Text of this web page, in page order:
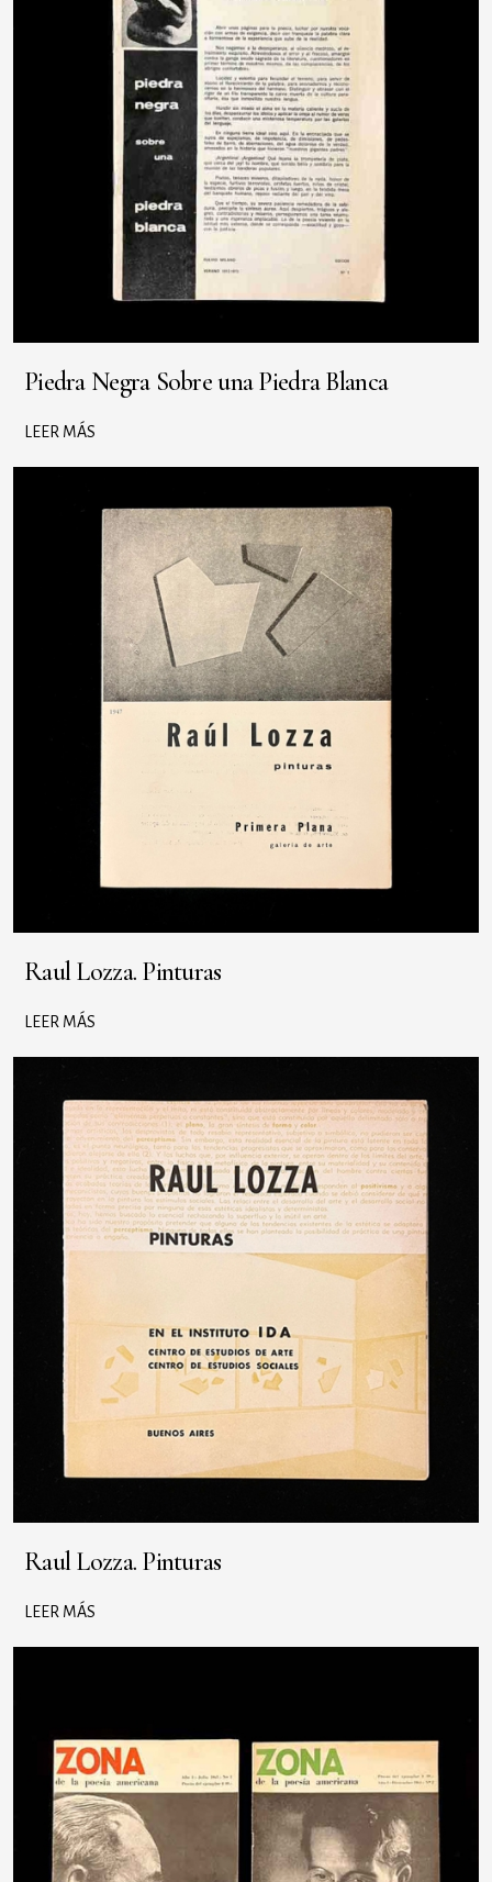
Piedra Negra Sobre una Piedra Blanca
LEER MÁS
Raul Lozza. Pinturas
LEER MÁS
Raul Lozza. Pinturas
LEER MÁS